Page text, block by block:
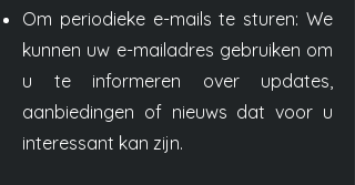
Om periodieke e-mails te sturen: We
kunnen uw e-mailadres gebruiken om
u te informeren over updates,
aanbiedingen of nieuws dat voor u
interessant kan zijn.